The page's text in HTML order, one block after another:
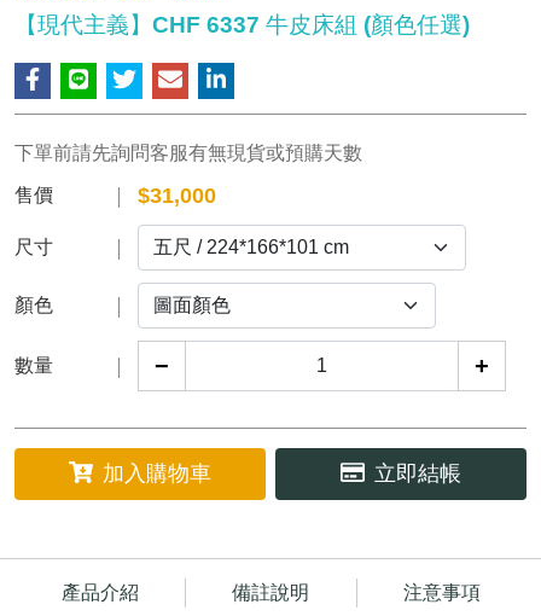
【現代主義】CHF 6337 牛皮床組 (顏色任選)
下單前請先詢問客服有無現貨或預購天數
售價 $31,000
尺寸
顏色
數量 − +
加入購物車 立即結帳
產品介紹 備註說明 注意事項